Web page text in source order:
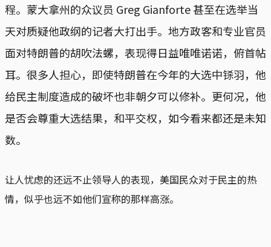
程。蒙大拿州的众议员 Greg Gianforte 甚至在选举当
天对质疑他政纲的记者大打出手。地方政客和专业官员
面对特朗普的胡吹法螺，表现得日益唯唯诺诺，俯首帖
耳。很多人担心，即使特朗普在今年的大选中铩羽，他
给民主制度造成的破坏也非朝夕可以修补。更何况，他
是否会尊重大选结果，和平交权，如今看来都还是未知
数。
让人忧虑的还远不止领导人的表现，美国民众对于民主的热
情，似乎也远不如他们宣称的那样高涨。